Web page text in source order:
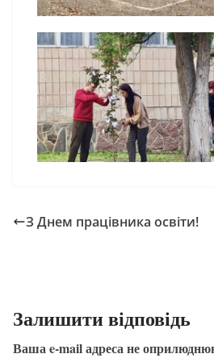
З Днем працівника освіти!
Залишити відповідь
Ваша e-mail адреса не